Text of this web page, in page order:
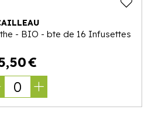
- BIO - bte de 16 Infusettes
,50€
0